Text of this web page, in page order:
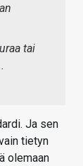
tai
Ja sen
tietyn
olemaan